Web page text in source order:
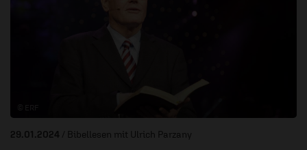
29.01.2024 / Bibellesen mit Ulrich Parzany